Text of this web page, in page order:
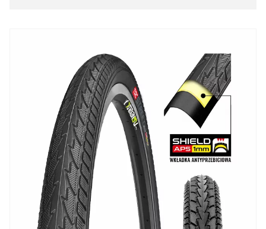
Opony 27
Opony 700
opony 650
Opony 26
Opony 24
Opony 20